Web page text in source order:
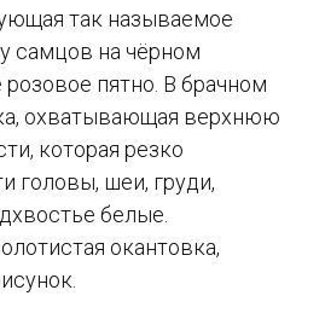
так называемое
самцов на чёрном
пятно. В брачном
охватывающая верхнюю
которая резко
головы, шеи, груди,
белые.
окантовка,